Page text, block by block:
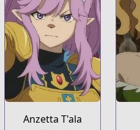
Anzetta T'ala